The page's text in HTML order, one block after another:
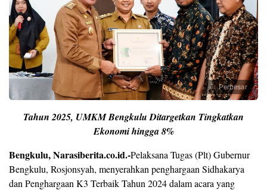
Perbesar
Tahun 2025, UMKM Bengkulu Ditargetkan Tingkatkan
Ekonomi hingga 8%
Bengkulu, Narasiberita.co.id.-Pelaksana Tugas (Plt) Gubernur
Bengkulu, Rosjonsyah, menyerahkan penghargaan Sidhakarya
dan Penghargaan K3 Terbaik Tahun 2024 dalam acara yang